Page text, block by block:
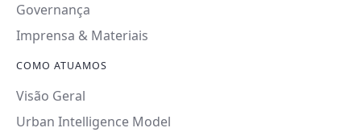
Governança
Imprensa & Materiais
COMO ATUAMOS
Visão Geral
Urban Intelligence Model